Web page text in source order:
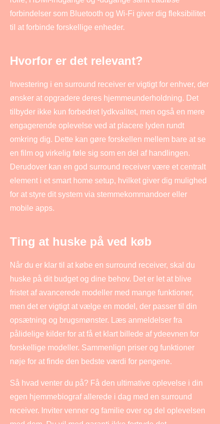
forbindelser som Bluetooth og Wi-Fi giver dig fleksibilitet
til at forbinde forskellige enheder.
Hvorfor er det relevant?
Investering i en surround receiver er vigtigt for enhver, der
ønsker at opgradere deres hjemmeunderholdning. Det
tilbyder ikke kun forbedret lydkvalitet, men også en mere
engagerende oplevelse ved at placere lyden rundt
omkring dig. Dette kan gøre forskellen mellem bare at se
en film og virkelig føle sig som en del af handlingen.
Derudover kan en god surround receiver være et centralt
element i et smart home setup, hvilket giver dig mulighed
for at styre dit system via stemmekommandoer eller
mobile apps.
Ting at huske på ved køb
Når du er klar til at købe en surround receiver, skal du
huske på dit budget og dine behov. Det er let at blive
fristet af avancerede modeller med mange funktioner,
men det er vigtigt at vælge en model, der passer til din
opsætning og brugsmønster. Læs anmeldelser fra
pålidelige kilder for at få et klart billede af ydeevnen for
forskellige modeller. Sammenlign priser og funktioner
nøje for at finde den bedste værdi for pengene.
Så hvad venter du på? Få den ultimative oplevelse i din
egen hjemmebiograf allerede i dag med en surround
receiver. Inviter venner og familie over og del oplevelsen